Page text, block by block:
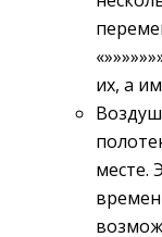
их, а
месте.